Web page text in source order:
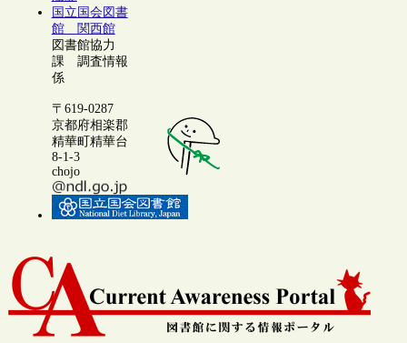
国立国会図書
館 関西館
図書館協力
課 調査情報
係
〒619-0287
京都府相楽郡
精華町精華台
8-1-3
chojo